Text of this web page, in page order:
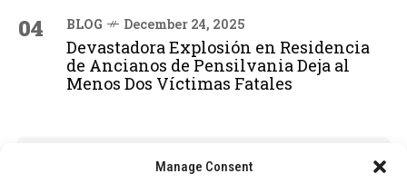
Manage Consent
04 BLOG December 24, 2025
Devastadora Explosión en Residencia
de Ancianos de Pensilvania Deja al
Menos Dos Víctimas Fatales